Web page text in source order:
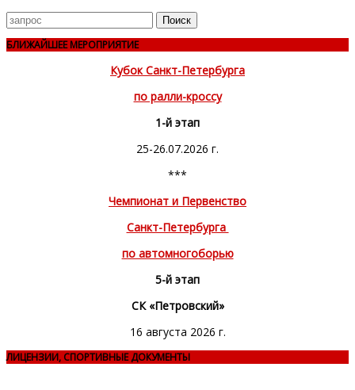
Поиск
для
БЛИЖАЙШЕЕ МЕРОПРИЯТИЕ
Кубок Санкт-Петербурга
по ралли-кроссу
1-й этап
25-26.07.2026 г.
***
Чемпионат и Первенство
Санкт-Петербурга
по автомногоборью
5-й этап
СК «Петровский»
16 августа 2026 г.
ЛИЦЕНЗИИ, СПОРТИВНЫЕ ДОКУМЕНТЫ